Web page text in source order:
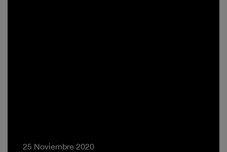
25 Noviembre 2020